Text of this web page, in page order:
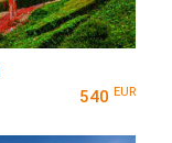
540 EUR